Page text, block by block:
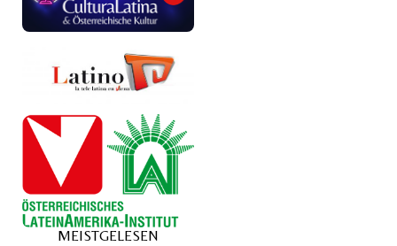
MEISTGELESEN